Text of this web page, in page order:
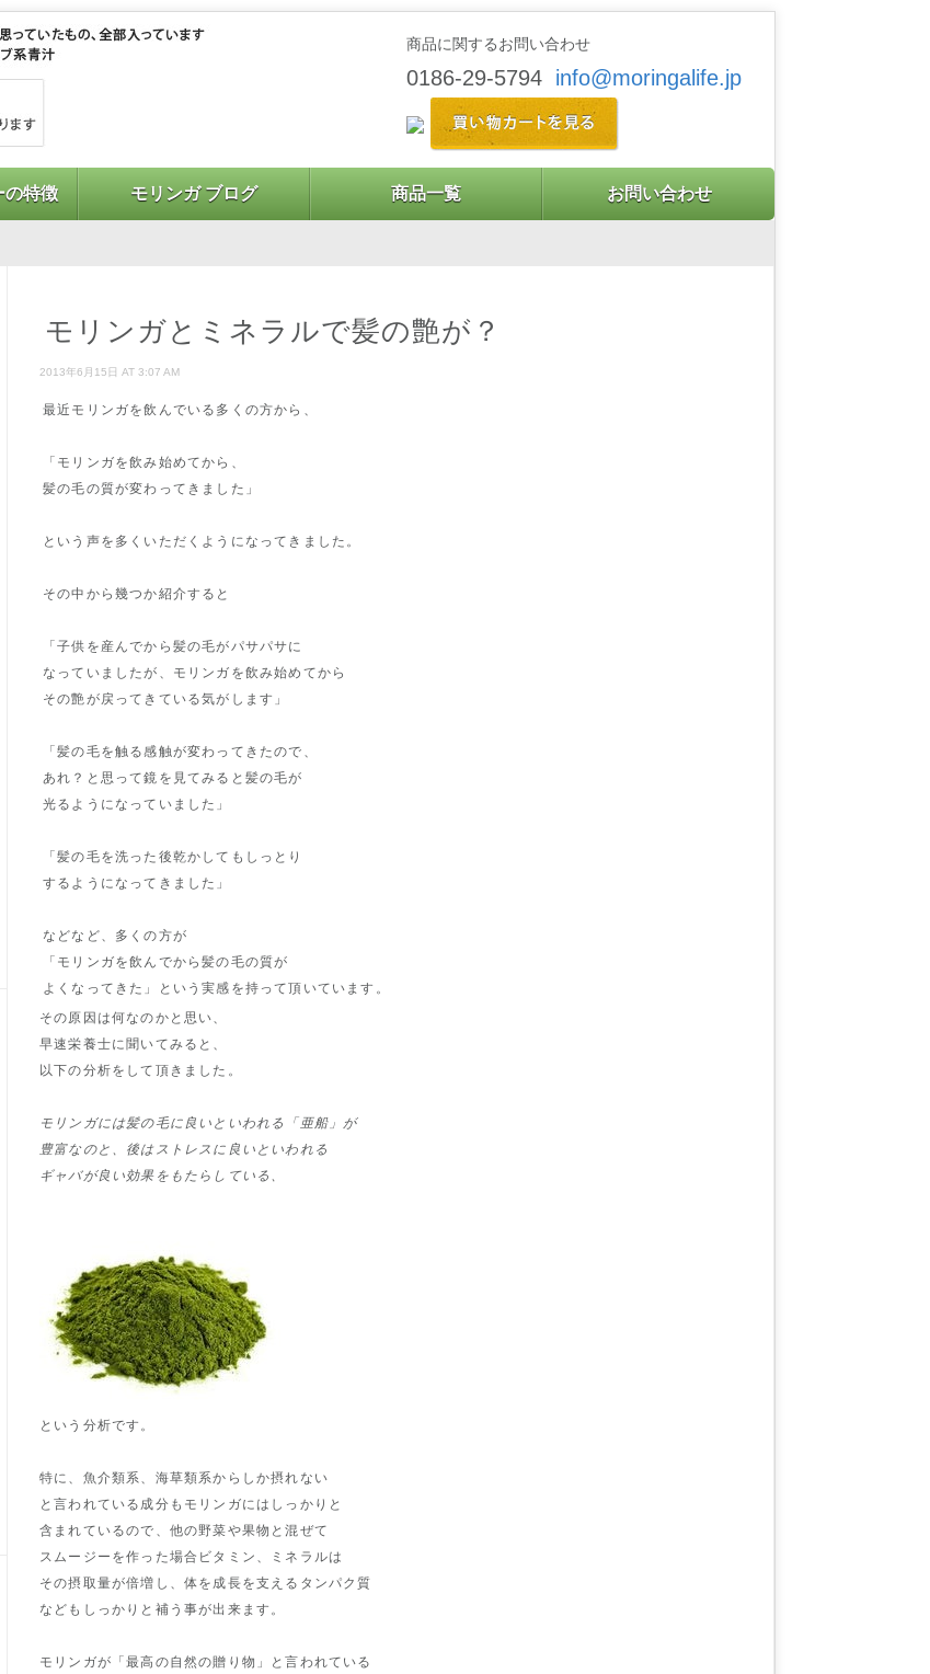
商品に関するお問い合わせ
0186-29-5794 info@moringalife.jp
の特徴 モリンガ ブログ 商品一覧 お問い合わせ
モリンガとミネラルで髪の艶が？
2013年6月15日 AT 3:07 AM
最近モリンガを飲んでいる多くの方から、
「モリンガを飲み始めてから、
髪の毛の質が変わってきました」
という声を多くいただくようになってきました。
その中から幾つか紹介すると
「子供を産んでから髪の毛がパサパサに
なっていましたが、モリンガを飲み始めてから
その艶が戻ってきている気がします」
「髪の毛を触る感触が変わってきたので、
あれ？と思って鏡を見てみると髪の毛が
光るようになっていました」
「髪の毛を洗った後乾かしてもしっとり
するようになってきました」
などなど、多くの方が
「モリンガを飲んでから髪の毛の質が
よくなってきた」という実感を持って頂いています。
その原因は何なのかと思い、
早速栄養士に聞いてみると、
以下の分析をして頂きました。
モリンガには髪の毛に良いといわれる「亜船」が
豊富なのと、後はストレスに良いといわれる
ギャバが良い効果をもたらしている、
という分析です。
特に、魚介類系、海草類系からしか摂れない
と言われている成分もモリンガにはしっかりと
含まれているので、他の野菜や果物と混ぜて
スムージーを作った場合ビタミン、ミネラルは
その摂取量が倍増し、体を成長を支えるタンパク質
などもしっかりと補う事が出来ます。
モリンガが「最高の自然の贈り物」と言われている